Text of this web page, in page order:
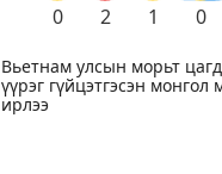
0 2 1 0
Вьетнам улсын морьт
үүрэг гүйцэтгэсэн
ирлээ